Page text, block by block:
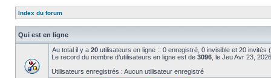
Index du forum
Qui est en ligne
Au total il y a 20 utilisateurs en ligne :: 0 enregistré, 0 invisible et 20
Le record du nombre d’utilisateurs en ligne est de 3096 , le Jeu Avr 23,
Utilisateurs enregistrés : Aucun utilisateur enregistré